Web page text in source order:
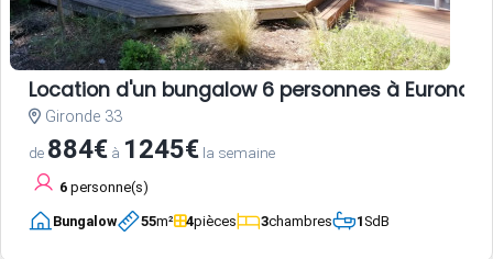
Location d'un bungalow 6 personnes à Euronat
Gironde 33
de 884€ à 1245€ la semaine
6 personne(s)
Bungalow 55m² 4pièces 3chambres 1SdB